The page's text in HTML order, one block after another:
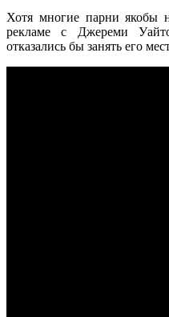
Хотя многие парни якобы
рекламе с Джереми
отказались бы занять его